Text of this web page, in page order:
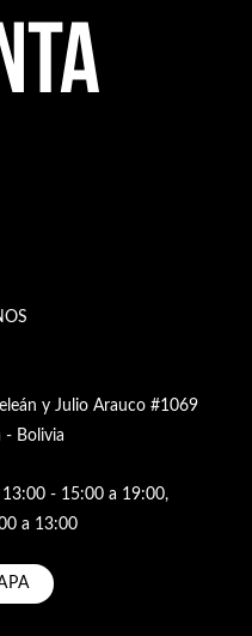
y Julio Arauco #1069
- Bolivia
13:00 - 15:00 a 19:00,
a 13:00